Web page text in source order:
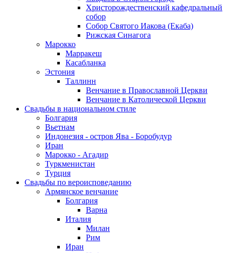
Христорождественский кафедральный
собор
Собор Святого Иакова (Екаба)
Рижская Синагога
Марокко
Марракеш
Касабланка
Эстония
Таллинн
Венчание в Православной Церкви
Венчание в Католической Церкви
Свадьбы в национальном стиле
Болгария
Вьетнам
Индонезия - остров Ява - Боробудур
Иран
Марокко - Агадир
Туркменистан
Турция
Свадьбы по вероисповеданию
Армянское венчание
Болгария
Варна
Италия
Милан
Рим
Иран